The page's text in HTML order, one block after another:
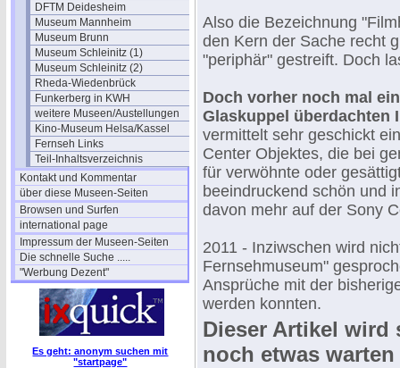
DFTM Deidesheim
Museum Mannheim
Museum Brunn
Museum Schleinitz (1)
Museum Schleinitz (2)
Rheda-Wiedenbrück
Funkerberg in KWH
weitere Museen/Austellungen
Kino-Museum Helsa/Kassel
Fernseh Links
Teil-Inhaltsverzeichnis
Kontakt und Kommentar
über diese Museen-Seiten
Browsen und Surfen
international page
Impressum der Museen-Seiten
Die schnelle Suche .....
"Werbung Dezent"
Es geht: anonym suchen mit
"startpage"
Also die Bezeichnung
den Kern der Sache recht
"periphär" gestreift. Doch
Doch vorher noch mal
Glaskuppel überdachten
vermittelt sehr geschickt
Center Objektes, die bei
für verwöhnte oder
beeindruckend schön und
davon mehr auf der Sony
2011 - Inziwschen wird
Fernsehmuseum"
Ansprüche mit der
werden konnten.
Dieser Artikel wird
noch etwas warten